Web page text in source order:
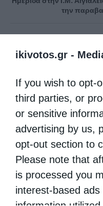
ikivotos.gr -
If you wish to opt-
third parties, or
or sensitive
advertising by us,
opt-out section to
Please note that
is processed you
interest-based ads
την
Εκκλησία της
Οθωμανική...